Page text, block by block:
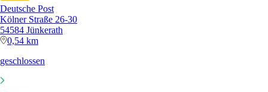
Deutsche Post
Kölner Straße 26-30
54584 Jünkerath
0,54 km
geschlossen